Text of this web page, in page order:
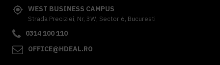
WEST BUSINESS CAMPUS
Strada Preciziei, Nr, 3W, Sector 6, Bucuresti
0314 100 110
OFFICE@HDEAL.RO